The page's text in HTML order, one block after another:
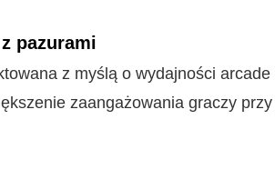
pazurami
z myślą o wydajności
zaangażowania graczy